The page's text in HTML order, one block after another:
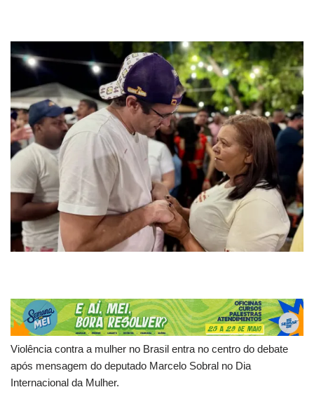
Violência contra a mulher no Brasil entra no centro do debate
após mensagem do deputado Marcelo Sobral no Dia
Internacional da Mulher.